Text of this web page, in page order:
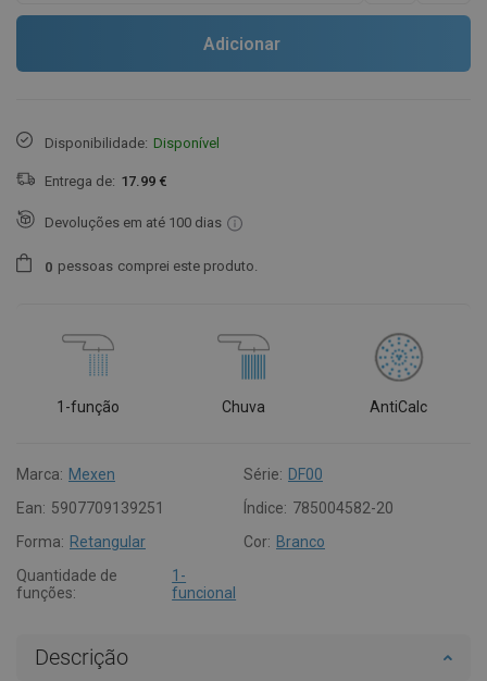
Adicionar
Disponibilidade: Disponível
Entrega de: 17.99 €
Devoluções em até 100 dias
0 pessoas comprei este produto.
1-função Chuva AntiCalc
Marca: Mexen Série: DF00
Ean: 5907709139251 Índice: 785004582-20
Forma: Retangular Cor: Branco
Quantidade de
funções:
1-
funcional
Descrição